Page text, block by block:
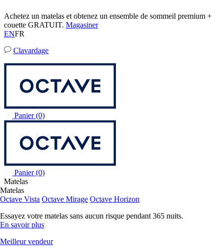
Achetez un matelas et obtenez un ensemble de sommeil premium +
couette GRATUIT. Magasiner
ENFR
Clavardage
Panier (0)
Panier (0)
Matelas
Matelas
Octave Vista Octave Mirage Octave Horizon
Essayez votre matelas sans aucun risque pendant 365 nuits.
En savoir plus
Meilleur vendeur